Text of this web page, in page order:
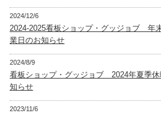
2024/12/6
2024-2025看板ショップ・グッジョブ 年
業日のお知らせ
2024/8/9
看板ショップ・グッジョブ 2024年夏季休
知らせ
2023/11/6